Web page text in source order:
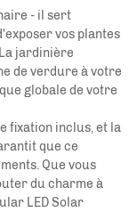
- il sert
vos plantes
jardinière
de verdure à votre
globale de votre
fixation inclus, et la
que ce
Que vous
du charme à
LED Solar